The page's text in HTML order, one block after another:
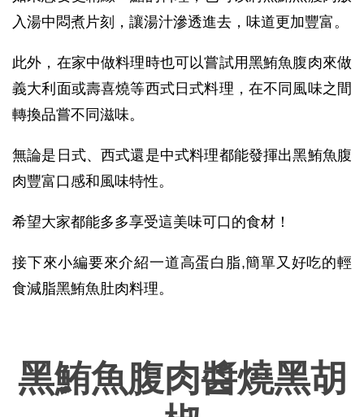
入湯中悶煮片刻，讓湯汁滲透進去，味道更加豐富。
此外，在家中做料理時也可以嘗試用黑鮪魚腹肉來做
義大利面或壽喜燒等西式日式料理，在不同風味之間
轉換品嘗不同滋味。
無論是日式、西式還是中式料理都能發揮出黑鮪魚腹
肉豐富口感和風味特性。
希望大家都能多多享受這美味可口的食材！
接下來小編要來介紹一道高蛋白脂,簡單又好吃的輕
食減脂黑鮪魚肚肉料理。
黑鮪魚腹肉醬燒黑胡